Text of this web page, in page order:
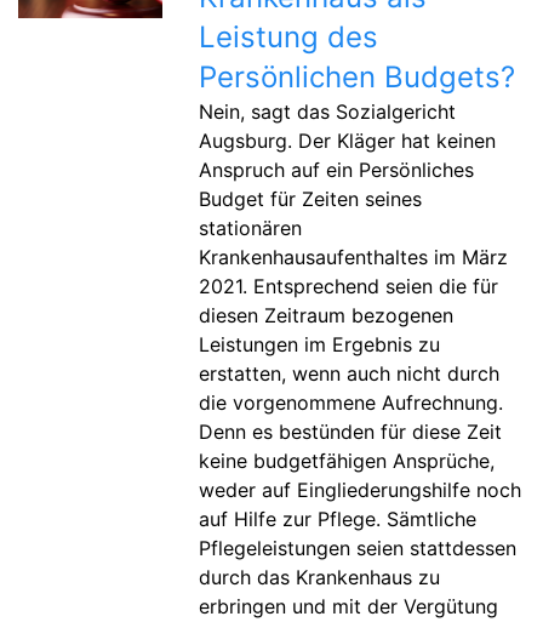
Leistung des
Persönlichen Budgets?
Nein, sagt das Sozialgericht
Augsburg. Der Kläger hat keinen
Anspruch auf ein Persönliches
Budget für Zeiten seines
stationären
Krankenhausaufenthaltes im März
2021. Entsprechend seien die für
diesen Zeitraum bezogenen
Leistungen im Ergebnis zu
erstatten, wenn auch nicht durch
die vorgenommene Aufrechnung.
Denn es bestünden für diese Zeit
keine budgetfähigen Ansprüche,
weder auf Eingliederungshilfe noch
auf Hilfe zur Pflege. Sämtliche
Pflegeleistungen seien stattdessen
durch das Krankenhaus zu
erbringen und mit der Vergütung